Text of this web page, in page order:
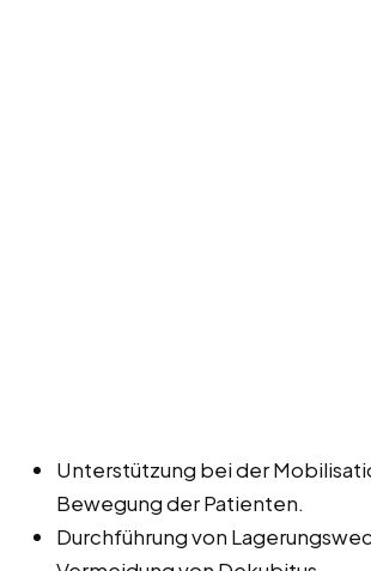
Unterstützung bei der
Bewegung der Patienten.
Durchführung von